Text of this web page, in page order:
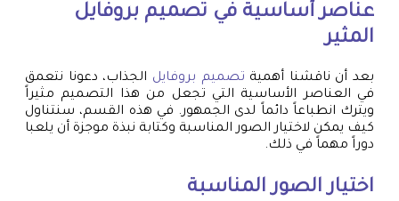
عناصر أساسية في تصميم بروفايل
المثير
بعد أن ناقشنا أهمية تصميم بروفايل الجذاب، دعونا نتعمق
في العناصر الأساسية التي تجعل من هذا التصميم مثيراً
ويترك انطباعاً دائماً لدى الجمهور. في هذه القسم، سنتناول
كيف يمكن لاختيار الصور المناسبة وكتابة نبذة موجزة أن يلعبا
دوراً مهماً في ذلك.
اختيار الصور المناسبة